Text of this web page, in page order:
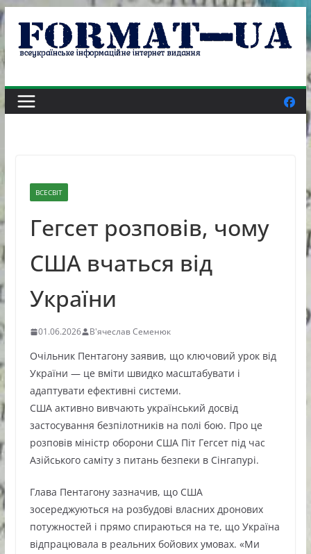
Skip
content
ВСЕСВІТ
Гегсет розповів, чому
США вчаться від
України
01.06.2026 В'ячеслав Семенюк
Очільник Пентагону заявив, що ключовий урок від
України — це вміти швидко масштабувати і
адаптувати ефективні системи.
США активно вивчають український досвід
застосування безпілотників на полі бою. Про це
розповів міністр оборони США Піт Гегсет під час
Азійського саміту з питань безпеки в Сінгапурі.
Глава Пентагону зазначив, що США
зосереджуються на розбудові власних дронових
потужностей і прямо спираються на те, що Україна
відпрацювала в реальних бойових умовах. «Ми